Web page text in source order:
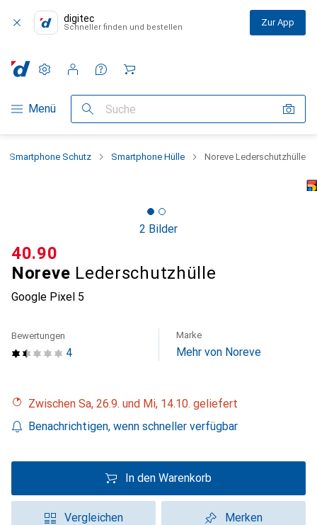
digitec
Schneller finden und bestellen Zur App
Navigation nach Kategorien
Menü Suche
Einstellungen
Kundenkonto
Vergleichslisten
Merklisten
Warenkorb
Smartphone Schutz Smartphone Hülle Noreve Lederschutzhülle
2 Bilder
Noreve Lederschutzhülle
Google Pixel 5
CHF
40.90
4
Bewertungen Marke
Mehr von Noreve
Zwischen Sa, 26.9. und Mi, 14.10. geliefert
Benachrichtigen, wenn schneller verfügbar
In den Warenkorb
Vergleichen Merken